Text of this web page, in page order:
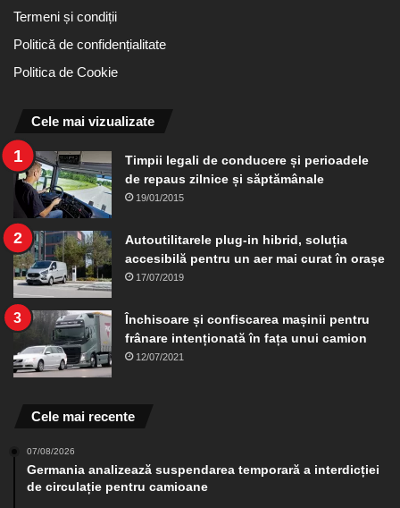
Termeni și condiții
Politică de confidențialitate
Politica de Cookie
Cele mai vizualizate
Timpii legali de conducere și perioadele
de repaus zilnice și săptămânale
19/01/2015
Autoutilitarele plug-in hibrid, soluția
accesibilă pentru un aer mai curat în orașe
17/07/2019
Închisoare și confiscarea mașinii pentru
frânare intenționată în fața unui camion
12/07/2021
Cele mai recente
07/08/2026
Germania analizează suspendarea temporară a interdicției
de circulație pentru camioane